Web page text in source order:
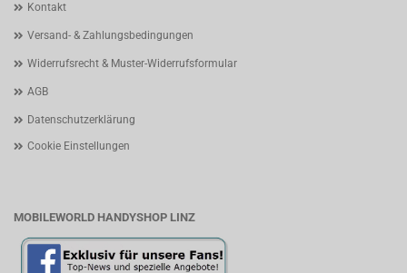
Kontakt
Versand- & Zahlungsbedingungen
Widerrufsrecht & Muster-Widerrufsformular
AGB
Datenschutzerklärung
Cookie Einstellungen
MOBILEWORLD HANDYSHOP LINZ